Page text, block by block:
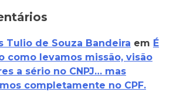
Tulio de Souza Bandeira em É
como levamos missão, visão
a sério no CNPJ… mas
completamente no CPF.